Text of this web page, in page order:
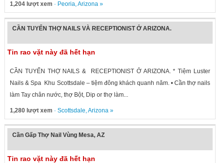
1,204 lượt xem · Peoria,Arizona»
CẦN TUYỂN THỢ NAILS VÀ RECEPTIONIST Ở ARIZONA.
Tin rao vặt này đã hết hạn
CẦN TUYỂN THỢ NAILS & RECEPTIONIST Ở ARIZONA. * Tiệm Luster
Nails & Spa Khu Scottsdale – tiệm đông khách quanh năm. • Cần thợ nails
làm Tay chân nước, thợ Bột, Dip or thợ làm...
1,280 lượt xem · Scottsdale,Arizona»
Cần Gấp Thợ Nail Vùng Mesa, AZ
Tin rao vặt này đã hết hạn